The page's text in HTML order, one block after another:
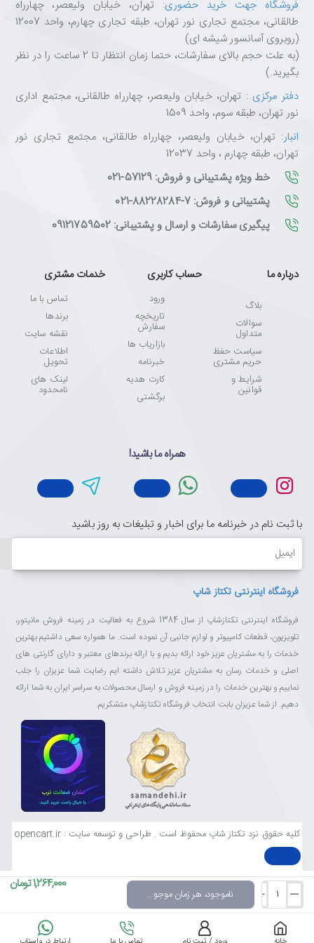
ناموجود، هر زمان موجود شد خبرم کن
1,264,000 تومان
دستگاه‌های موبایل استفاده کنید، هدستSCREAM H231
به راحتی با همه این دستگاه‌ها کار می‌کند. این ویژگی به شما
انعطاف‌پذیری بیشتری می‌دهد تا هدست خود را با هر
دستگاهی که دارید، استفاده کنید.
هدست گیمینگ ردراگون
میلی‌متری، طراحی راحت و سبک، میکروفون قابل تنظیم و
حذف
فروشگاه جهت خرید حضوری: تهران، خیابان ولیعصر، چهارراه
طالقانی، مجتمع تجاری نور تهران، طبقه تجاری چهارم، واحد 12007
(روبروی آسانسور شیشه ای)
(به علت حجم بالای سفارشات، حتما زمان انتظار تا 2 ساعت را در نظر
بگیرید.)
دفتر مرکزی : تهران، خیابان ولیعصر، چهارراه طالقانی، مجتمع اداری
نور تهران، طبقه سوم، واحد 1509
انبار: تهران، خیابان ولیعصر، چهارراه طالقانی، مجتمع تجاری نور
تهران، طبقه چهارم ، واحد 12037
خط ویژه پشتیبانی و فروش: 57129-021
پشتیبانی و فروش: 7-88228284-021
پیگیری سفارشات و ارسال و پشتیبانی: 09121759502
درباره ما
بلاگ
سوالات
متداول
سیاست حفظ
حریم مشتری
شرایط و
قوانین
حساب کاربری
ورود
تاریخچه
سفارش
بازاریاب ها
خبرنامه
کارت هدیه
برگشتی
خدمات مشتری
تماس با ما
برندها
نقشه سایت
اطلاعات
تحویل
لینک های
نامحدود
همراه ما باشید!
با ثبت نام در خبرنامه ما برای اخبار و تبلیغات به روز باشید
ایمیل
فروشگاه اینترنتی تکتاز شاپ
فروشگاه اینترنتی تکتازشاپ از سال 1384 شروع به فعالیت در زمینه فروش مانیتور،
تلویزیون، قطعات کامپیوتر و لوازم جانبی آن نموده است. ما همواره سعی داشتیم بهترین
خدمات را به مشتریان عزیز خود ارائه بدیم و با ارائه برندهای معتبر و دارای گارنتی های
اصلی و خدمات رسان به مشتریان عزیز تلاش داشته ایم رضایت شما عزیزان را جلب
نماییم و بهترین خدمات را در زمینه فروش و ارسال محصولات به سراسر ایران به شما ارائه
دهیم. از شما عزیزان بابت انتخاب فروشگاه تکتازشاپ متشکریم.
کلیه حقوق نزد تکتاز شاپ محفوظ است . طراحی و توسعه سایت : opencart.ir